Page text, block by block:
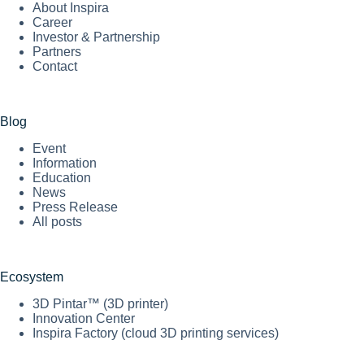
About Inspira
Career
Investor & Partnership
Partners
Contact
Blog
Event
Information
Education
News
Press Release
All posts
Ecosystem
3D Pintar™ (3D printer)
Innovation Center
Inspira Factory (cloud 3D printing services)